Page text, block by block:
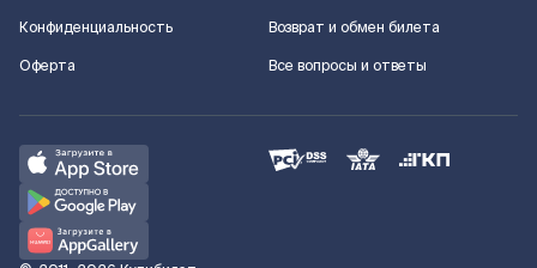
Конфиденциальность
Оферта
Возврат и обмен билета
Все вопросы и ответы